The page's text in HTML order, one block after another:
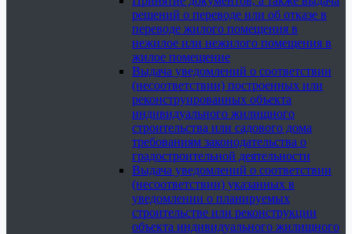
решений о переводе или об отказе в
переводе жилого помещения в
нежилое или нежилого помещения в
жилое помещение
Выдача уведомлений о соответствии
(несоответствии) построенных или
реконструированных объекта
индивидуального жилищного
строительства или садового дома
требованиям законодательства о
градостроительной деятельности
Выдача уведомлений о соответствии
(несоответствии) указанных в
уведомлении о планируемых
строительстве или реконструкции
объекта индивидуального жилищного